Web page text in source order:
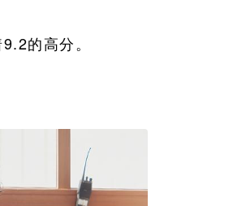
的高分。